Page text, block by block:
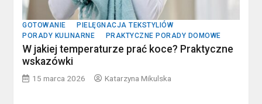
GOTOWANIE
PIELĘGNACJA TEKSTYLIÓW
PORADY KULINARNE
PRAKTYCZNE PORADY DOMOWE
W jakiej temperaturze prać koce? Praktyczne
wskazówki
15 marca 2026 Katarzyna Mikulska